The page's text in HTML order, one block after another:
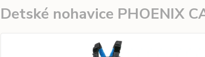
Detské nohavice PHOENIX